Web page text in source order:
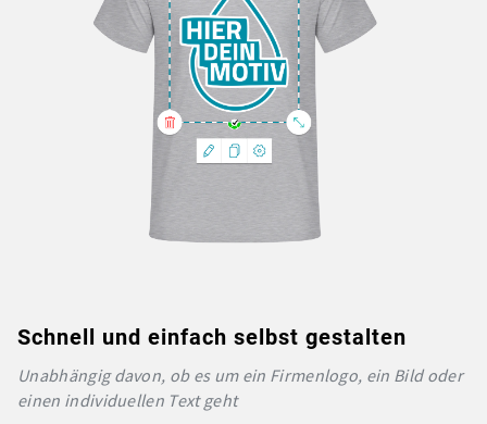
Schnell und einfach selbst gestalten
Unabhängig davon, ob es um ein Firmenlogo, ein Bild oder
einen individuellen Text geht